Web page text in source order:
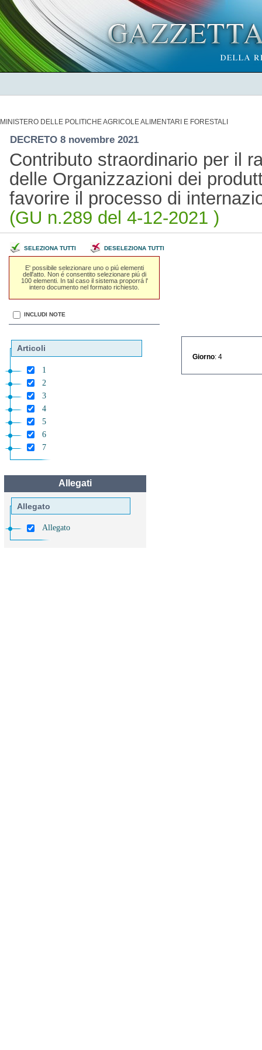
MINISTERO DELLE POLITICHE AGRICOLE ALIMENTARI E FORESTALI
DECRETO 8 novembre 2021
Contributo straordinario per il
delle Organizzazioni dei
favorire il processo di
(GU n.289 del 4-12-2021 )
SELEZIONA TUTTI DESELEZIONA TUTTI
E' possibile selezionare uno o piú elementi
dell'atto. Non é consentito selezionare piú di
100 elementi. In tal caso il sistema proporrá l'
intero documento nel formato richiesto.
INCLUDI NOTE
Articoli
1
2
3
4
5
6
7
Allegati
Allegato
Allegato
Giorno : 4